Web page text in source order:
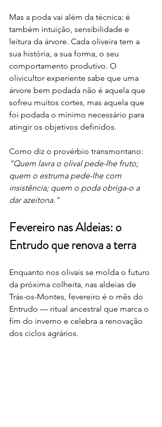
Mas a poda vai além da técnica: é
também intuição, sensibilidade e
leitura da árvore. Cada oliveira tem a
sua história, a sua forma, o seu
comportamento produtivo. O
olivicultor experiente sabe que uma
árvore bem podada não é aquela que
sofreu muitos cortes, mas aquela que
foi podada o mínimo necessário para
atingir os objetivos definidos.
Como diz o provérbio transmontano:
"Quem lavra o olival pede-lhe fruto;
quem o estruma pede-lhe com
insistência; quem o poda obriga-o a
dar azeitona."
Fevereiro nas Aldeias: o
Entrudo que renova a terra
Enquanto nos olivais se molda o futuro
da próxima colheita, nas aldeias de
Trás-os-Montes, fevereiro é o mês do
Entrudo — ritual ancestral que marca o
fim do inverno e celebra a renovação
dos ciclos agrários.